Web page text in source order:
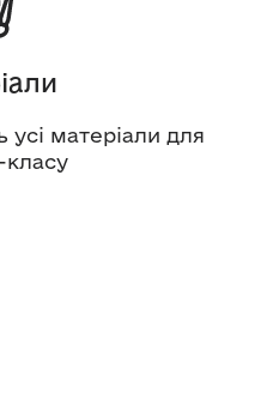
усі матеріали для